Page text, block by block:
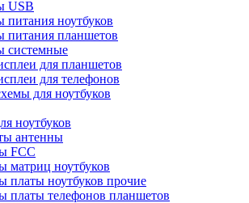
USB
питания ноутбуков
питания планшетов
системные
для планшетов
для телефонов
для ноутбуков
ноутбуков
антенны
FCC
ноутбуков
ноутбуков прочие
телефонов планшетов